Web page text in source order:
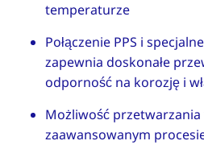
temperaturze
Połączenie PPS i
zapewnia doskonałe
odporność na korozję i
Możliwość przetwarzania
zaawansowanym